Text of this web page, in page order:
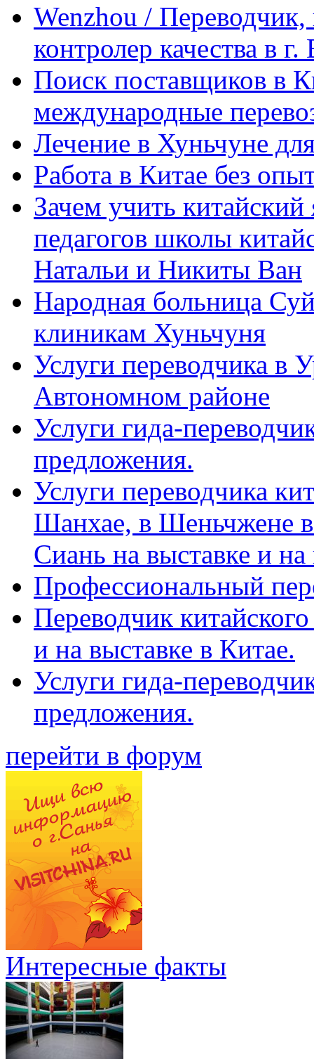
Wenzhou / Переводчик,
контролер качества в
Поиск поставщиков в
международные
Лечение в Хуньчуне
Работа в Китае без
Зачем учить
педагогов школы
Натальи и Никиты Ван
Народная больница
клиникам Хуньчуня
Услуги переводчика в
Автономном районе
Услуги гида-
предложения.
Услуги переводчика
Шанхае, в Шеньчжене
Сиань на выставке и
Профессиональный
Переводчик
и на выставке в Китае.
Услуги гида-
предложения.
перейти в форум
Интересные факты